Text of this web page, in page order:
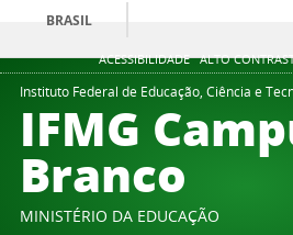
ACESSIBILIDADE ALTO
BRASIL
Instituto Federal de Educação, Ciência e
IFMG
Branco
MINISTÉRIO DA EDUCAÇÃO